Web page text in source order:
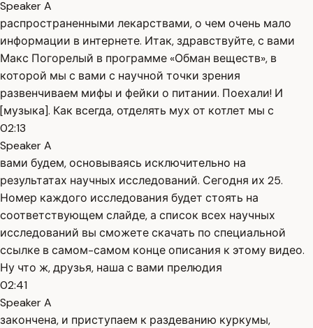
Speaker A
распространенными лекарствами, о чем очень мало
информации в интернете. Итак, здравствуйте, с вами
Макс Погорелый в программе «Обман веществ», в
которой мы с вами с научной точки зрения
развенчиваем мифы и фейки о питании. Поехали! И
[музыка]. Как всегда, отделять мух от котлет мы с
02:13
Speaker A
вами будем, основываясь исключительно на
результатах научных исследований. Сегодня их 25.
Номер каждого исследования будет стоять на
соответствующем слайде, а список всех научных
исследований вы сможете скачать по специальной
ссылке в самом-самом конце описания к этому видео.
Ну что ж, друзья, наша с вами прелюдия
02:41
Speaker A
закончена, и приступаем к раздеванию куркумы,